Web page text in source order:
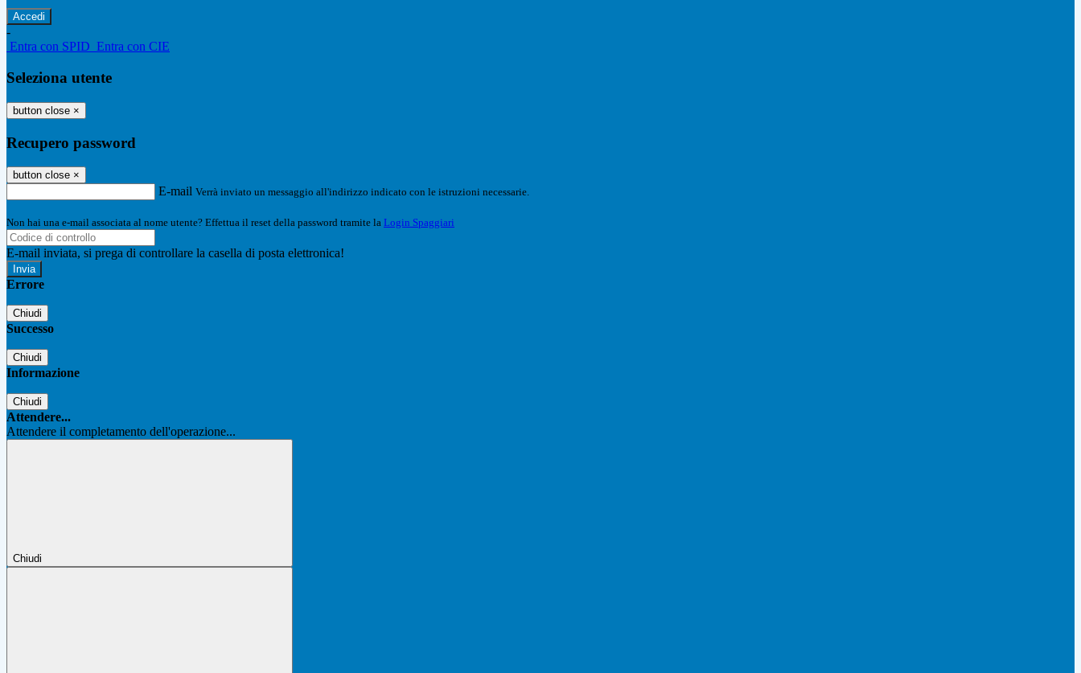
-
Entra con SPID Entra con CIE
Seleziona utente
button close ×
Recupero password
button close ×
E-mail Verrà inviato un messaggio all'indirizzo indicato con le istruzioni necessarie.
Non hai una e-mail associata al nome utente? Effettua il reset della password tramite la Login Spaggiari
E-mail inviata, si prega di controllare la casella di posta elettronica!
Errore
Chiudi
Successo
Chiudi
Informazione
Chiudi
Attendere...
Attendere il completamento dell'operazione...
Chiudi